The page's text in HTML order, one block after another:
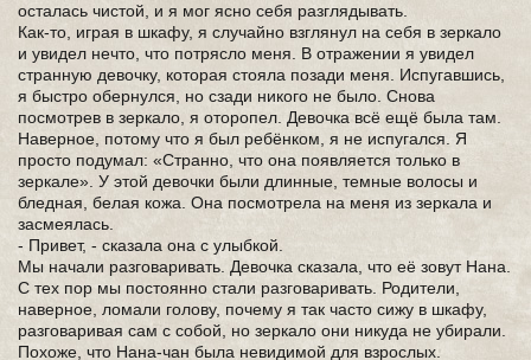
осталась чистой, и я мог ясно себя разглядывать.
Как-то, играя в шкафу, я случайно взглянул на себя в зеркало
и увидел нечто, что потрясло меня. В отражении я увидел
странную девочку, которая стояла позади меня. Испугавшись,
я быстро обернулся, но сзади никого не было. Снова
посмотрев в зеркало, я оторопел. Девочка всё ещё была там.
Наверное, потому что я был ребёнком, я не испугался. Я
просто подумал: «Странно, что она появляется только в
зеркале». У этой девочки были длинные, темные волосы и
бледная, белая кожа. Она посмотрела на меня из зеркала и
засмеялась.
- Привет, - сказала она с улыбкой.
Мы начали разговаривать. Девочка сказала, что её зовут Нана.
С тех пор мы постоянно стали разговаривать. Родители,
наверное, ломали голову, почему я так часто сижу в шкафу,
разговаривая сам с собой, но зеркало они никуда не убирали.
Похоже, что Нана-чан была невидимой для взрослых.